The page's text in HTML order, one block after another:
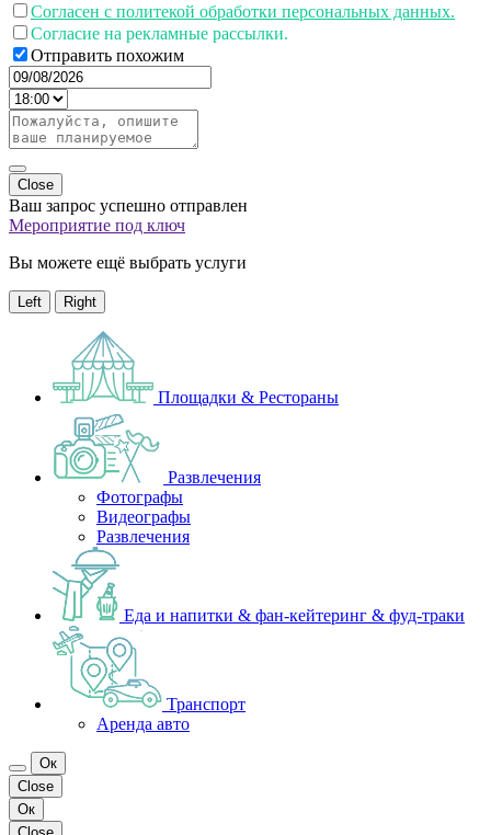
Согласен с политекой обработки персональных данных.
Согласие на рекламные рассылки.
Отправить похожим
Close
Ваш запрос успешно отправлен
Мероприятие под ключ
Вы можете ещё выбрать услуги
Left Right
Площадки & Рестораны
Развлечения
Фотографы
Видеографы
Развлечения
Еда и напитки & фан-кейтеринг & фуд-траки
Транспорт
Аренда авто
Ок
Close
Ок